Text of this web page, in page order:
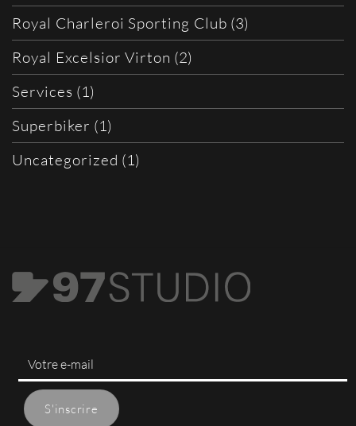
Royal Charleroi Sporting Club (3)
Royal Excelsior Virton (2)
Services (1)
Superbiker (1)
Uncategorized (1)